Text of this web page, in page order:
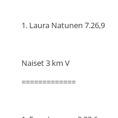
1. Laura Natunen 7.26,9
Naiset 3 km V
=============